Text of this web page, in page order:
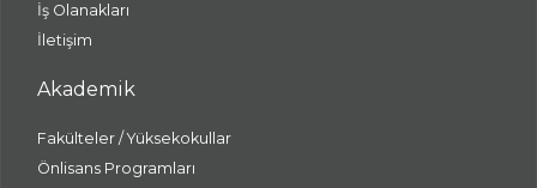
İş Olanakları
İletişim
Akademik
Fakülteler / Yüksekokullar
Önlisans Programları